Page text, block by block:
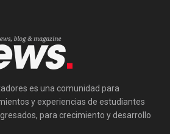
es una comunidad para
y experiencias de estudiantes
para crecimiento y desarrollo